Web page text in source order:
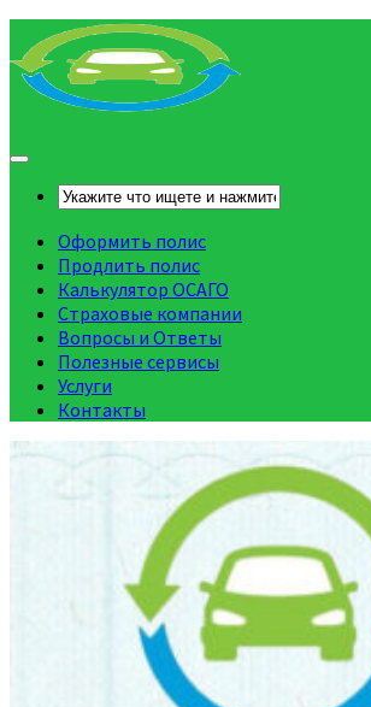
Оформить полис
Продлить полис
Калькулятор ОСАГО
Страховые компании
Вопросы и Ответы
Полезные сервисы
Услуги
Контакты